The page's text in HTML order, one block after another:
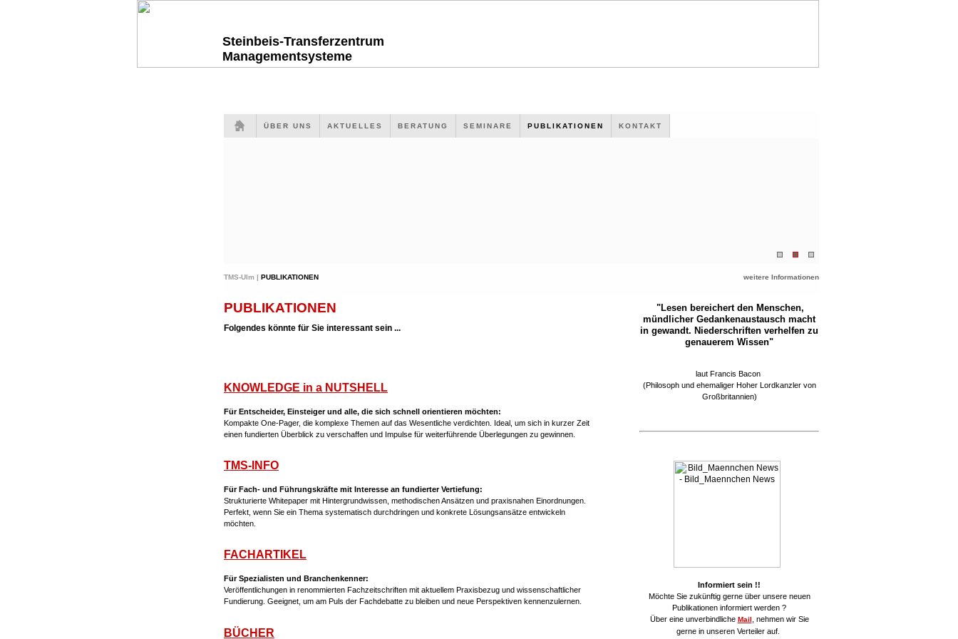
Steinbeis-Transferzentrum
Managementsysteme
ÜBER UNS AKTUELLES BERATUNG SEMINARE PUBLIKATIONEN KONTAKT
TMS-Ulm | PUBLIKATIONEN weitere Informationen
PUBLIKATIONEN
Folgendes könnte für Sie interessant sein ...
KNOWLEDGE in a NUTSHELL
Für Entscheider, Einsteiger und alle, die sich schnell orientieren möchten:
Kompakte One-Pager, die komplexe Themen auf das Wesentliche verdichten. Ideal, um sich in kurzer Zeit
einen fundierten Überblick zu verschaffen und Impulse für weiterführende Überlegungen zu gewinnen.
TMS-INFO
Für Fach- und Führungskräfte mit Interesse an fundierter Vertiefung:
Strukturierte Whitepaper mit Hintergrundwissen, methodischen Ansätzen und praxisnahen Einordnungen.
Perfekt, wenn Sie ein Thema systematisch durchdringen und konkrete Lösungsansätze entwickeln
möchten.
FACHARTIKEL
Für Spezialisten und Branchenkenner:
Veröffentlichungen in renommierten Fachzeitschriften mit aktuellem Praxisbezug und wissenschaftlicher
Fundierung. Geeignet, um am Puls der Fachdebatte zu bleiben und neue Perspektiven kennenzulernen.
BÜCHER
"Lesen bereichert den Menschen,
mündlicher Gedankenaustausch macht
in gewandt. Niederschriften verhelfen zu
genauerem Wissen"
laut Francis Bacon
(Philosoph und ehemaliger Hoher Lordkanzler von
Großbritannien)
Informiert sein !!
Möchte Sie zukünftig gerne über unsere neuen
Publikationen informiert werden ?
Über eine unverbindliche Mail , nehmen wir Sie
gerne in unseren Verteiler auf.